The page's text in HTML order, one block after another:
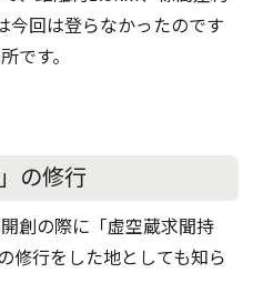
今回は登らなかったのです
です。
の修行
創の際に「虚空蔵求聞持
修行をした地としても知ら